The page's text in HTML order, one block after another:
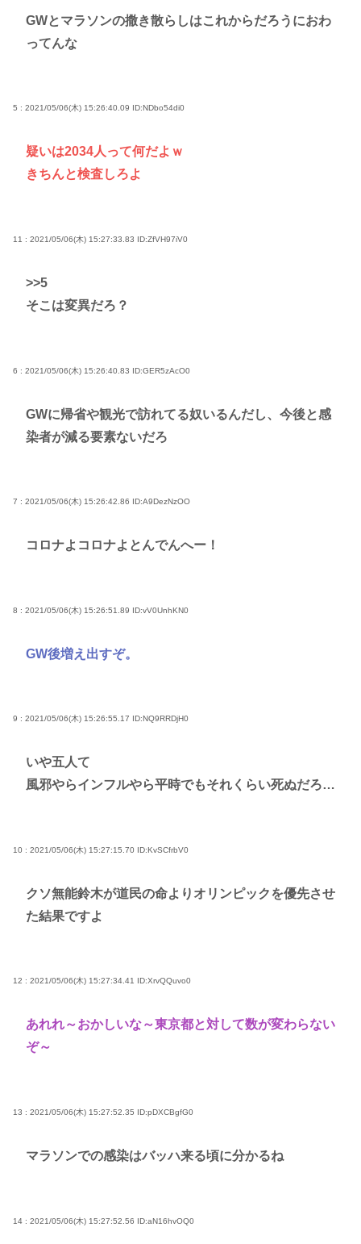
GWとマラソンの撒き散らしはこれからだろうにおわ
ってんな
5 : 2021/05/06(木) 15:26:40.09 ID:NDbo54di0
疑いは2034人って何だよｗ
きちんと検査しろよ
11 : 2021/05/06(木) 15:27:33.83 ID:ZfVH97iV0
>>5
そこは変異だろ？
6 : 2021/05/06(木) 15:26:40.83 ID:GER5zAcO0
GWに帰省や観光で訪れてる奴いるんだし、今後と感
染者が減る要素ないだろ
7 : 2021/05/06(木) 15:26:42.86 ID:A9DezNzOO
コロナよコロナよとんでんへー！
8 : 2021/05/06(木) 15:26:51.89 ID:vV0UnhKN0
GW後増え出すぞ。
9 : 2021/05/06(木) 15:26:55.17 ID:NQ9RRDjH0
いや五人て
風邪やらインフルやら平時でもそれくらい死ぬだろ…
10 : 2021/05/06(木) 15:27:15.70 ID:KvSCfrbV0
クソ無能鈴木が道民の命よりオリンピックを優先させ
た結果ですよ
12 : 2021/05/06(木) 15:27:34.41 ID:XrvQQuvo0
あれれ～おかしいな～東京都と対して数が変わらない
ぞ～
13 : 2021/05/06(木) 15:27:52.35 ID:pDXCBgfG0
マラソンでの感染はバッハ来る頃に分かるね
14 : 2021/05/06(木) 15:27:52.56 ID:aN16hvOQ0